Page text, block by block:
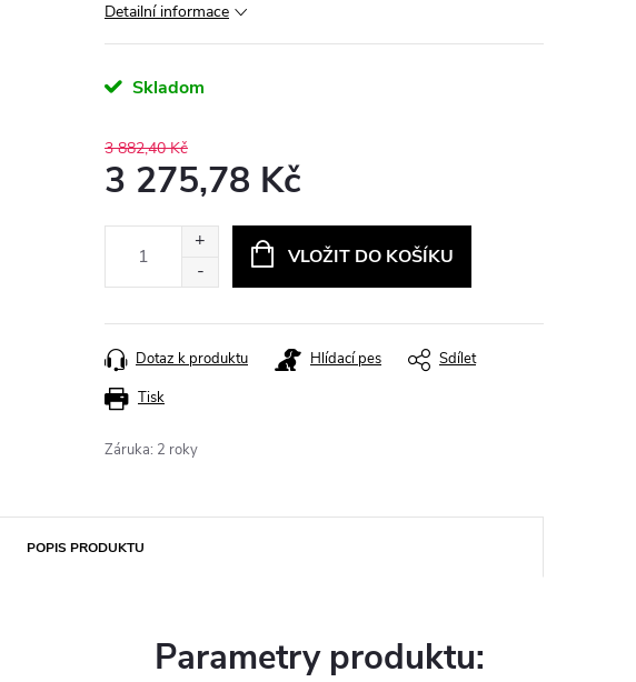
Detailní informace
Skladom
3 882,40 Kč
3 275,78 Kč
VLOŽIT DO KOŠÍKU
Tisk
Dotaz k produktu Hlídací pes Sdílet
Záruka: 2 roky
POPIS PRODUKTU
Parametry produktu: